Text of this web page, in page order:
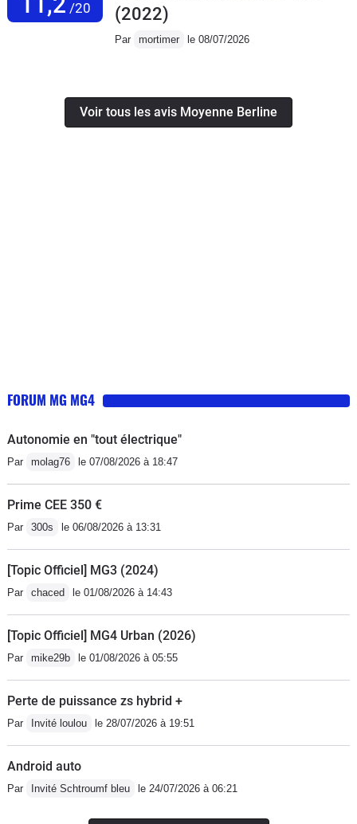
/20
(2022)
Par mortimer le 08/07/2026
Voir tous les avis Moyenne Berline
FORUM MG MG4
Autonomie en "tout électrique"
Par molag76 le 07/08/2026 à 18:47
Prime CEE 350 €
Par 300s le 06/08/2026 à 13:31
[Topic Officiel] MG3 (2024)
Par chaced le 01/08/2026 à 14:43
[Topic Officiel] MG4 Urban (2026)
Par mike29b le 01/08/2026 à 05:55
Perte de puissance zs hybrid +
Par Invité loulou le 28/07/2026 à 19:51
Android auto
Par Invité Schtroumf bleu le 24/07/2026 à 06:21